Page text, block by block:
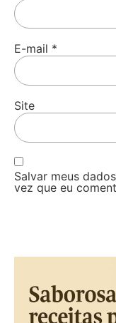
E-mail *
Site
Salvar meus
vez que eu